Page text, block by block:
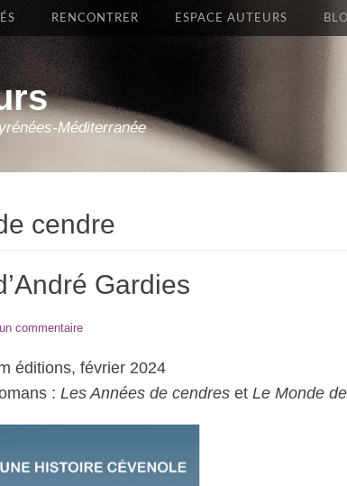
Méditerranée
RENCONTRER ESPACE AUTEURS
cendre
Gardies
commentaire
éditions, février 2024
: Les Années de cendres et Le Monde